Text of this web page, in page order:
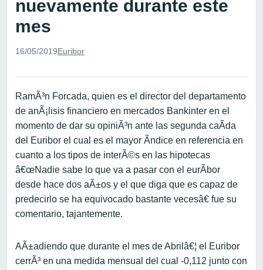
nuevamente durante este
mes
16/05/2019Euribor
RamÃ³n Forcada, quien es el director del departamento
de anÃ¡lisis financiero en mercados Bankinter en el
momento de dar su opiniÃ³n ante las segunda caÃ­da
del Euribor el cual es el mayor Ã­ndice en referencia en
cuanto a los tipos de interÃ©s en las hipotecas
â€œNadie sabe lo que va a pasar con el eurÃ­bor
desde hace dos aÃ±os y el que diga que es capaz de
predecirlo se ha equivocado bastante vecesâ€ fue su
comentario, tajantemente.
AÃ±adiendo que durante el mes de Abrilâ€¦ el Euribor
cerrÃ³ en una medida mensual del cual -0,112 junto con